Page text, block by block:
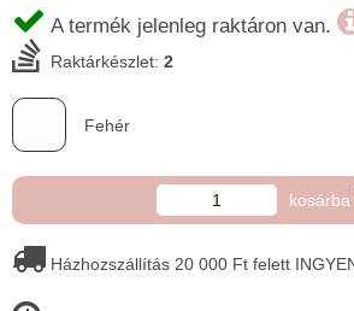
A termék jelenleg raktáron van.
Raktárkészlet: 2
Fehér
kosárba
Házhozszállítás 20 000 Ft felett